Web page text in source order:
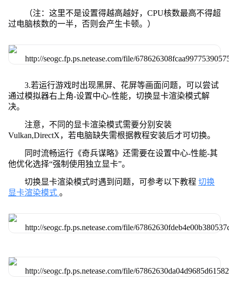
（注：这里不是设置得越高越好，CPU核数最高不得超
过电脑核数的一半，否则会产生卡顿。）
3.若运行游戏时出现黑屏、花屏等画面问题，可以尝试
通过模拟器右上角-设置中心-性能，切换显卡渲染模式解
决。
注意，不同的显卡渲染模式需要分别安装
Vulkan,DirectX，若电脑缺失需根据教程安装后才可切换。
同时流畅运行《奇兵谋略》还需要在设置中心-性能-其
他优化选择“强制使用独立显卡”。
切换显卡渲染模式时遇到问题，可参考以下教程 切换
显卡渲染模式 。